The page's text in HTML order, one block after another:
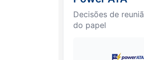
Decisões de
do papel